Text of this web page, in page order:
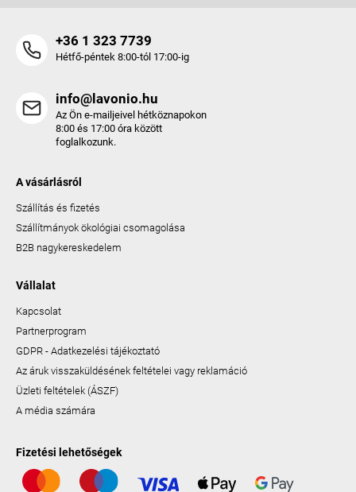
+36 1 323 7739
Hétfő-péntek 8:00-tól 17:00-ig
info@lavonio.hu
Az Ön e-mailjeivel hétköznapokon
8:00 és 17:00 óra között
foglalkozunk.
A vásárlásról
Szállítás és fizetés
Szállítmányok ökológiai csomagolása
B2B nagykereskedelem
Vállalat
Kapcsolat
Partnerprogram
GDPR - Adatkezelési tájékoztató
Az áruk visszaküldésének feltételei vagy reklamáció
Üzleti feltételek (ÁSZF)
A média számára
Fizetési lehetőségek